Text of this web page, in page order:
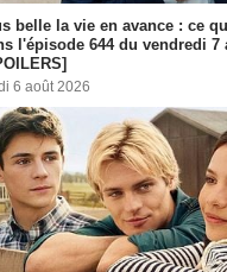
belle la vie en avance : ce
l'épisode 644 du vendredi 7
6 août 2026